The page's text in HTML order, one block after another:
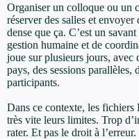
Organiser un colloque ou un
réserver des salles et
dense que ça. C’est un
gestion humaine et de
joue sur plusieurs jours, avec
pays, des sessions parallèles,
participants.
Dans ce contexte, les
très vite leurs limites. Trop
rater. Et pas le droit à l’erreur.